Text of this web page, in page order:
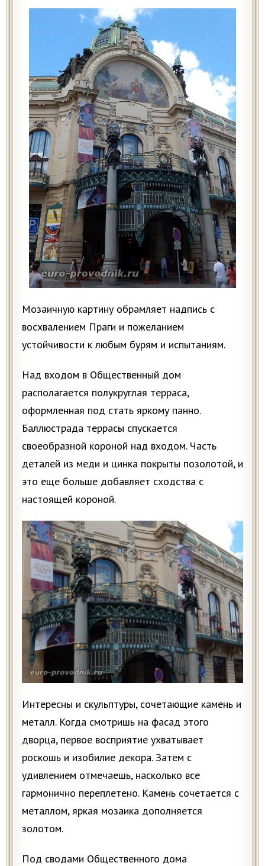
Мозаичную картину обрамляет надпись с
восхвалением Праги и пожеланием
устойчивости к любым бурям и испытаниям.
Над входом в Общественный дом
располагается полукруглая терраса,
оформленная под стать яркому панно.
Баллюстрада террасы спускается
своеобразной короной над входом. Часть
деталей из меди и цинка покрыты позолотой, и
это еще больше добавляет сходства с
настоящей короной.
Интересны и скульптуры, сочетающие камень и
металл. Когда смотришь на фасад этого
дворца, первое восприятие ухватывает
роскошь и изобилие декора. Затем с
удивлением отмечаешь, насколько все
гармонично переплетено. Камень сочетается с
металлом, яркая мозаика дополняется
золотом.
Под сводами Общественного дома